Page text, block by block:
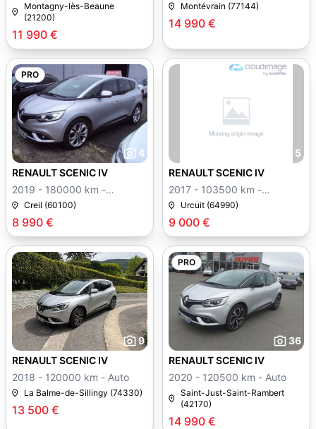
11 990 €
Montagny-lès-Beaune
(21200)
14 990 €
Montévrain (77144)
PRO
4
8 990 €
RENAULT SCENIC IV
2019 - 180000 km -
Manuelle
Creil (60100)
5
9 000 €
RENAULT SCENIC IV
2017 - 103500 km -
Manuelle
Urcuit (64990)
9
13 500 €
RENAULT SCENIC IV
2018 - 120000 km - Auto
La Balme-de-Sillingy (74330)
PRO
36
14 990 €
RENAULT SCENIC IV
2020 - 120500 km - Auto
Saint-Just-Saint-Rambert
(42170)